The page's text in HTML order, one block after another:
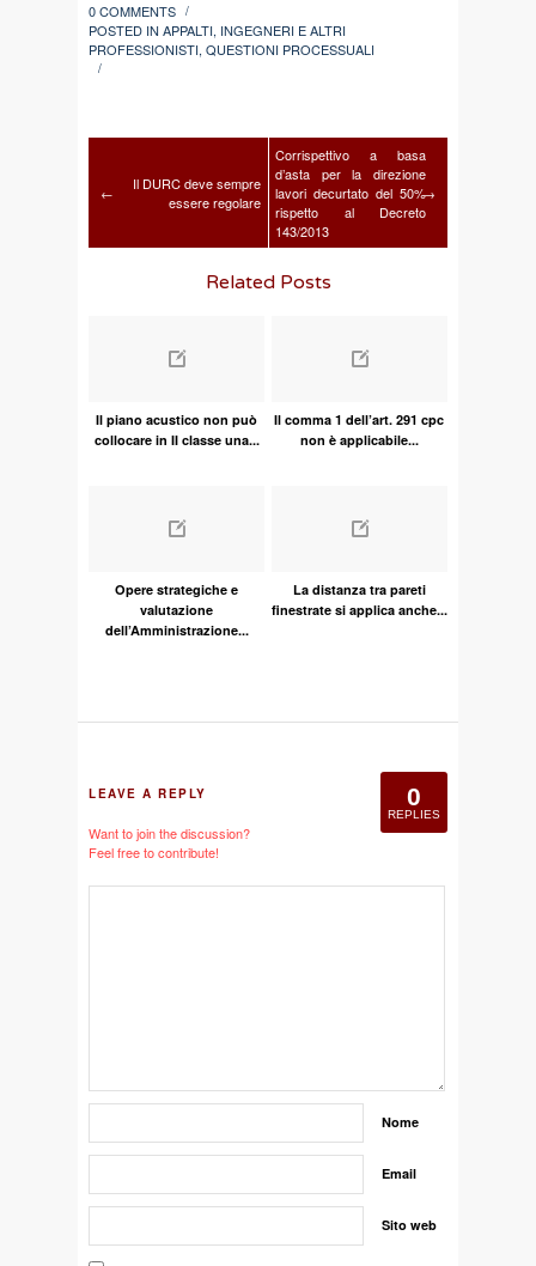
0 COMMENTS /
POSTED IN APPALTI, INGEGNERI E ALTRI
PROFESSIONISTI,QUESTIONI PROCESSUALI
/
←
Il DURC deve sempre
essere regolare
Corrispettivo a basa
d’asta per la direzione
lavori decurtato del 50%
rispetto al Decreto
143/2013
→
Related Posts
Il piano acustico non può
collocare in II classe una...
Il comma 1 dell’art. 291 cpc
non è applicabile...
Opere strategiche e
valutazione
dell’Amministrazione...
La distanza tra pareti
finestrate si applica anche...
0
REPLIES
LEAVE A REPLY
Want to join the discussion?
Feel free to contribute!
Nome
Email
Sito web